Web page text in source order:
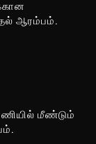
ஆரம்பம்.
மீண்டும்